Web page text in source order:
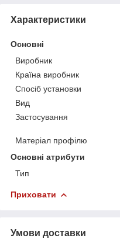
Характеристики
Основні
Виробник
Країна виробник
Спосіб установки
Вид
Застосування
Матеріал профілю
Основні атрибути
Тип
Приховати
Умови доставки